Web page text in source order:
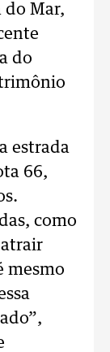
do Mar,
do
estrada
66,
como
mesmo